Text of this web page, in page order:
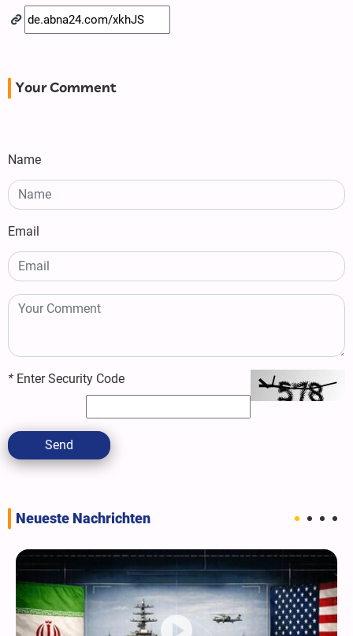
Your Comment
Name
Email
* Enter Security Code
Send
Neueste Nachrichten